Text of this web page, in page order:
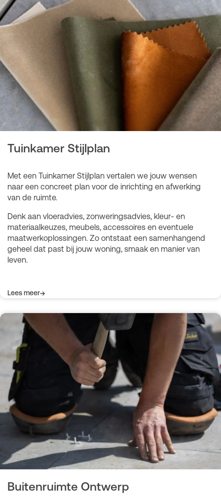
Tuinkamer Stijlplan
Met een Tuinkamer Stijlplan vertalen we jouw wensen
naar een concreet plan voor de inrichting en afwerking
van de ruimte.
Denk aan vloeradvies, zonweringsadvies, kleur- en
materiaalkeuzes, meubels, accessoires en eventuele
maatwerkoplossingen. Zo ontstaat een samenhangend
geheel dat past bij jouw woning, smaak en manier van
leven.
Lees meer
Buitenruimte Ontwerp